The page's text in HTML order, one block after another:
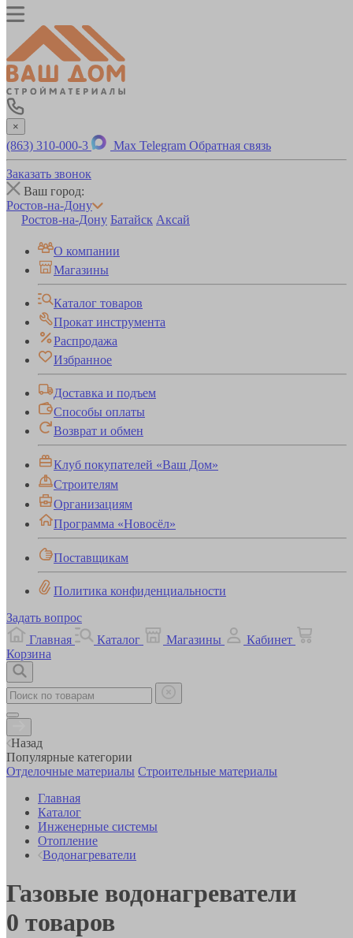
×
(863) 310-000-3 Max Telegram Обратная связь
Заказать звонок
Ваш город:
Ростов-на-Дону
Ростов-на-Дону Батайск Аксай
О компании
Магазины
Каталог товаров
Прокат инструмента
Распродажа
Избранное
Доставка и подъем
Способы оплаты
Возврат и обмен
Клуб покупателей «Ваш Дом»
Строителям
Организациям
Программа «Новосёл»
Поставщикам
Политика конфиденциальности
Задать вопрос
Главная
Каталог Магазины
Кабинет
Корзина
Назад
Популярные категории
Отделочные материалы Строительные материалы
Главная
Каталог
Инженерные системы
Отопление
Водонагреватели
Газовые водонагреватели
0 товаров